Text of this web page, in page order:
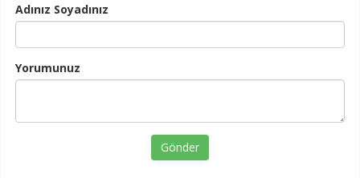
Adınız Soyadınız
Yorumunuz
Gönder